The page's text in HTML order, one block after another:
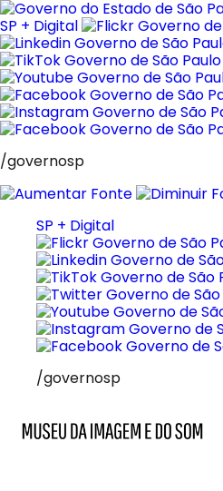
Pular
para
o
conteúdo
SP + Digital
/governosp
SP + Digital
/governosp